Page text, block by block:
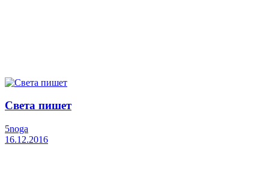
Света пишет
5noga
16.12.2016